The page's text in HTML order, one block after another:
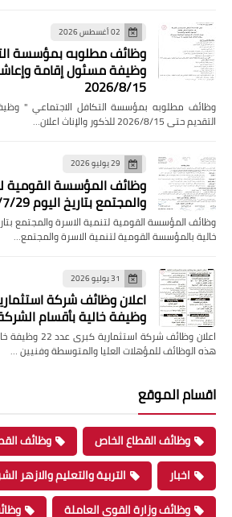
02 أغسطس 2026
وظائف مطلوبه بمؤسسة
وظيفة مسئول إقامة
2026/8/15
وظائف مطلوبه بمؤسسة التكافل الاجتماعي "
التقديم حتى 2026/8/15 للذكور والإناث اعلان…
29 يوليو 2026
وظائف المؤسسة القومية
والمجتمع بتاريخ اليوم 2026/7/29
خالية بالمؤسسة القومية لتنمية الاسرة والمجتمع…
31 يوليو 2026
وظيفة خالية بأقسام
اعلان وظائف شركة
هذه الوظائف للمؤهلات العليا والمتوسطة وفنيين …
اقسام الموقع
وظائف القطاع الخاص
وظائف
اخبار
التربية والتعليم والازهر
وظائف وزارة القوى العاملة